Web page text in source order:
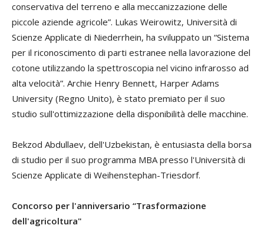
conservativa del terreno e alla meccanizzazione delle
piccole aziende agricole”. Lukas Weirowitz, Università di
Scienze Applicate di Niederrhein, ha sviluppato un “Sistema
per il riconoscimento di parti estranee nella lavorazione del
cotone utilizzando la spettroscopia nel vicino infrarosso ad
alta velocità”. Archie Henry Bennett, Harper Adams
University (Regno Unito), è stato premiato per il suo
studio sull'ottimizzazione della disponibilità delle macchine.
Bekzod Abdullaev, dell'Uzbekistan, è entusiasta della borsa
di studio per il suo programma MBA presso l'Università di
Scienze Applicate di Weihenstephan-Triesdorf.
Concorso per l'anniversario “Trasformazione
dell'agricoltura"